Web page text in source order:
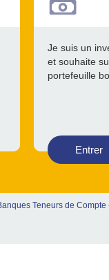
Je suis un
et souhaite
portefeuille
Entrer
Teneurs de